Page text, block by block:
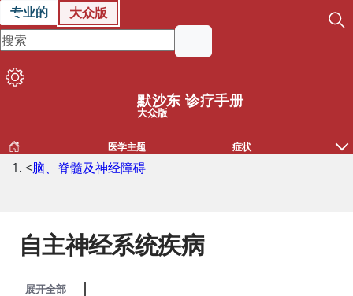
专业的 大众版
默沙东 诊疗手册
大众版
医学主题 症状
<脑、脊髓及神经障碍
自主神经系统疾病
展开全部